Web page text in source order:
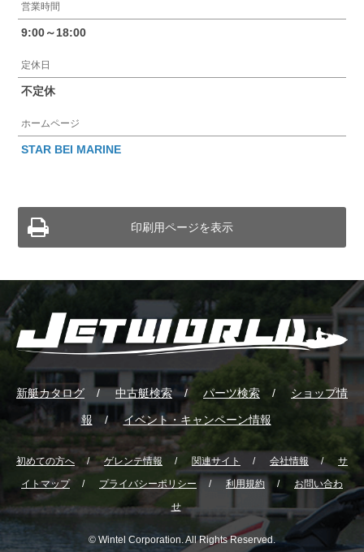
営業時間
9:00～18:00
定休日
不定休
ホームページ
STAR BEI MARINE
印刷用ページを表示
新艇カタログ 中古艇検索 パーツ検索 ショップ情
報 イベント・キャンペーン情報
初めての方へ ゲレンテ情報 関連サイト 会社情報
サ
イトマップ
プライバシーポリシー 利用規約
お問い合わ
せ
© Wintel Corporation. All Rights Reserved.